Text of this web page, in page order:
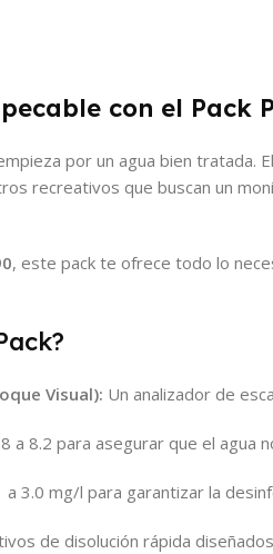
con el Pack
por un agua bien tratada. El
recreativos que buscan un
, este pack te ofrece todo lo
Visual): Un analizador de
a 8.2 para asegurar que el agua
a 3.0 mg/l para garantizar la
de disolución rápida